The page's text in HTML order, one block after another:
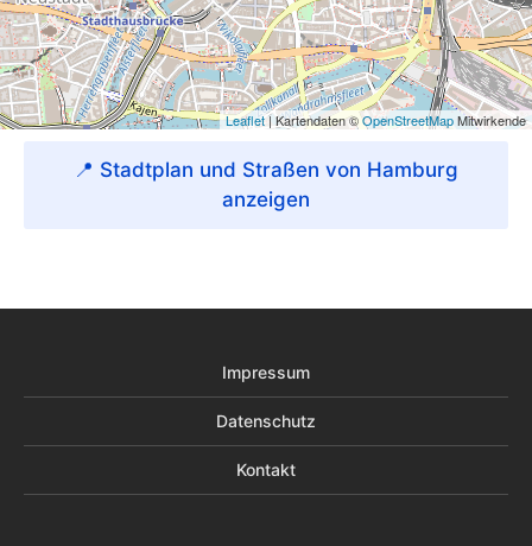
📍 Stadtplan und Straßen von Hamburg
anzeigen
Impressum
Datenschutz
Kontakt